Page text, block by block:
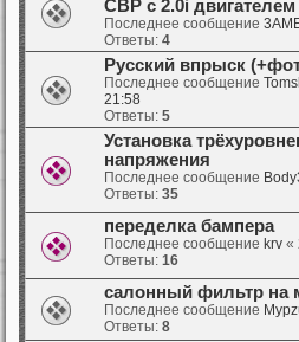
СВР с 2.0i двигателем
Последнее сообщение
Ответы: 4
Русский впрыск
Последнее сообщение
21:58
Ответы: 5
Установка
напряжения
Последнее сообщение
Ответы: 35
переделка бампера
Последнее сообщение krv «
Ответы: 16
салонный фильтр на
Последнее сообщение
Ответы: 8